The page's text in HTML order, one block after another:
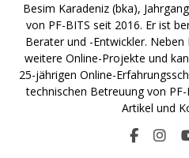
Besim Karadeniz (bka),
von PF-BITS seit 2016. Er ist
Berater und -Entwickler.
weitere Online-Projekte und
25-jährigen Online-
technischen Betreuung von
Artikel und